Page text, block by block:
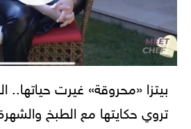
بيتزا «محروقة» غيرت
تروي حكايتها مع الطبخ